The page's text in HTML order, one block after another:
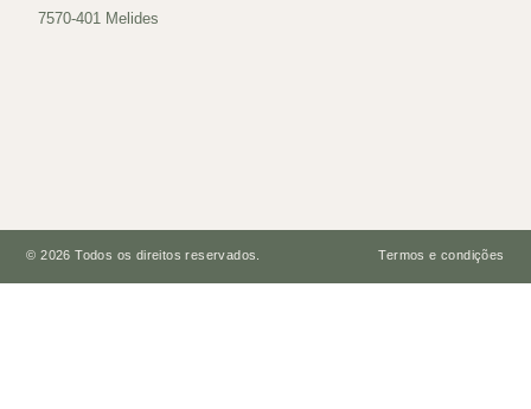
7570-401 Melides
© 2026 Todos os direitos reservados. Termos e condições